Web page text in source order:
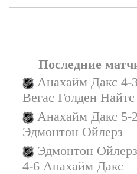
Последние
Анахайм Дакс 4-3
Вегас Голден Найтс
Анахайм Дакс 5-2
Эдмонтон Ойлерз
Эдмонтон Ойлерз
4-6 Анахайм Дакс